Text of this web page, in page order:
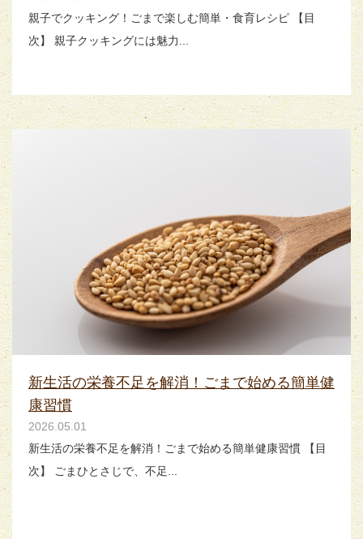
親子でクッキング！ごまで楽しむ簡単・食育レシピ 【目
次】 親子クッキングには魅力...
新生活の栄養不足を解消！ごまで始める簡単健
康習慣
2026.05.01
新生活の栄養不足を解消！ごまで始める簡単健康習慣 【目
次】 ごまひとさじで、不足...